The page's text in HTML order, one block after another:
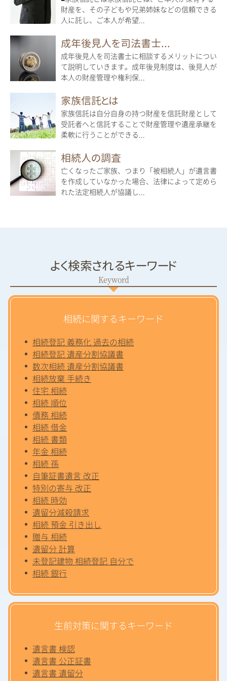
財産を、その子どもや兄弟姉妹などの信頼できる
人に託し、ご本人が希望...
成年後見人を司法書士...
成年後見人を司法書士に相談するメリットについ
て説明していきます。成年後見制度は、後見人が
本人の財産管理や権利保...
家族信託とは
家族信託は自分自身の持つ財産を信託財産として
受託者へと信託することで財産管理や遺産承継を
柔軟に行うことができる...
相続人の調査
亡くなったご家族、つまり「被相続人」が遺言書
を作成していなかった場合、法律によって定めら
れた法定相続人が協議し...
よく検索されるキーワード
相続に関するキーワード
相続登記 義務化 過去の相続
相続登記 遺産分割協議書
数次相続 遺産分割協議書
相続放棄 手続き
住宅 相続
相続 順位
債務 相続
相続 借金
相続 書類
年金 相続
相続 孫
自筆証書遺言 改正
特別の寄与 改正
相続 時効
遺留分減殺請求
相続 預金 引き出し
贈与 相続
遺留分 計算
未登記建物 相続登記 自分で
相続 銀行
生前対策に関するキーワード
遺言書 検認
遺言書 公正証書
遺言書 遺留分